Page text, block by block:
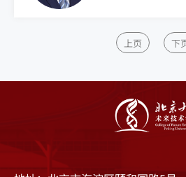
上页 下